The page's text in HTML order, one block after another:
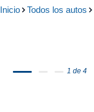
Inicio Todos los autos
1 de 4